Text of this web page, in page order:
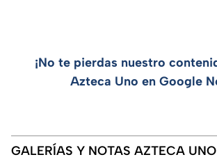
¡No te pierdas nuestro
Azteca Uno en Google
GALERÍAS Y NOTAS AZTECA UNO